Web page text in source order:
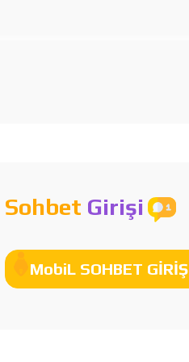
Sohbet Girişi
MobiL SOHBET GİRİŞ